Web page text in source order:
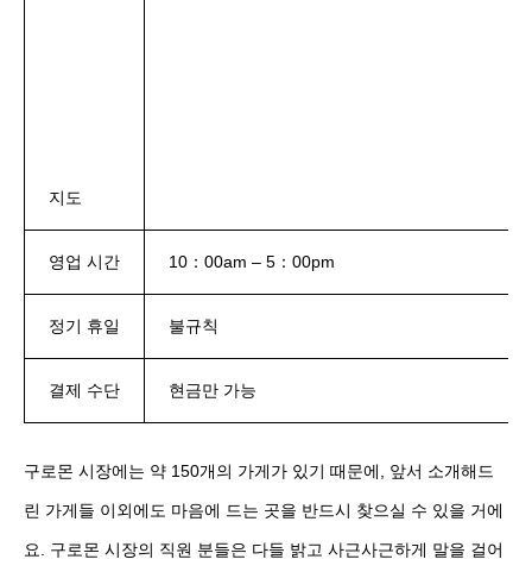
지도
영업 시간 10：00am – 5：00pm
정기 휴일 불규칙
결제 수단 현금만 가능
구로몬 시장에는 약 150개의 가게가 있기 때문에, 앞서 소개해드
린 가게들 이외에도 마음에 드는 곳을 반드시 찾으실 수 있을 거에
요. 구로몬 시장의 직원 분들은 다들 밝고 사근사근하게 말을 걸어